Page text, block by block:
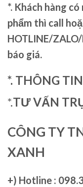
*. Khách hàng
phẩm thì call
HOTLINE/
báo giá.
*. THÔNG
*.TƯ VẤN
CÔNG TY
XANH
+) Hotline :